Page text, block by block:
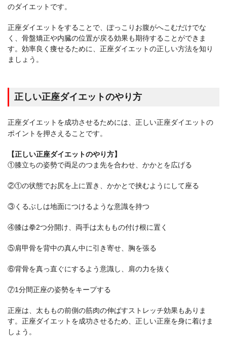
のダイエットです。
正座ダイエットをすることで、ぽっこりお腹がへこむだけでな
く、骨盤矯正や内臓の位置が戻る効果も期待することができま
す。効率良く痩せるために、正座ダイエットの正しい方法を知り
ましょう。
正しい正座ダイエットのやり方
正座ダイエットを成功させるためには、正しい正座ダイエットの
ポイントを押さえることです。
【正しい正座ダイエットのやり方】
①膝立ちの姿勢で両足のつま先を合わせ、かかとを広げる
②①の状態でお尻を上に置き、かかとで挟むようにして座る
③くるぶしは地面につけるような意識を持つ
④膝は拳2つ分開け、両手は太ももの付け根に置く
⑤肩甲骨を背中の真ん中に引き寄せ、胸を張る
⑥背骨を真っ直ぐにするよう意識し、肩の力を抜く
⑦1分間正座の姿勢をキープする
正座は、太ももの前側の筋肉の伸ばすストレッチ効果もありま
す。正座ダイエットを成功させるため、正しい正座を身に着けま
しょう。